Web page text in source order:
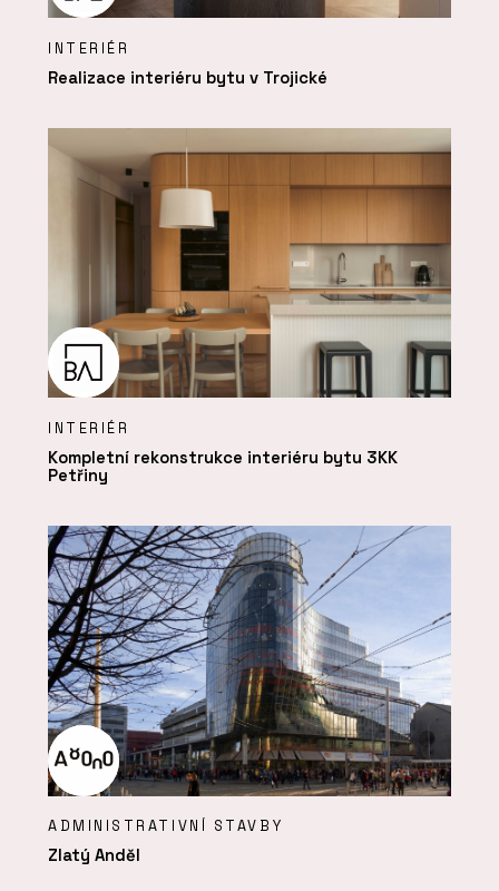
INTERIÉR
Realizace interiéru bytu v Trojické
INTERIÉR
Kompletní rekonstrukce interiéru bytu 3KK
Petřiny
ADMINISTRATIVNÍ STAVBY
Zlatý Anděl